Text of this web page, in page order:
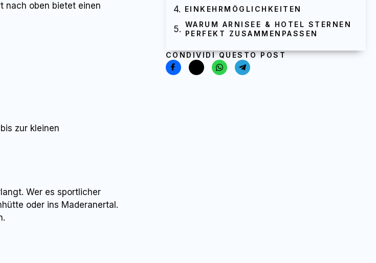
nach oben bietet einen
zur kleinen
Wer es sportlicher
oder ins Maderanertal.
EINKEHRMÖGLICHKEITEN
WARUM ARNISEE & HOTEL STERNEN
PERFEKT ZUSAMMENPASSEN
CONDIVIDI QUESTO POST